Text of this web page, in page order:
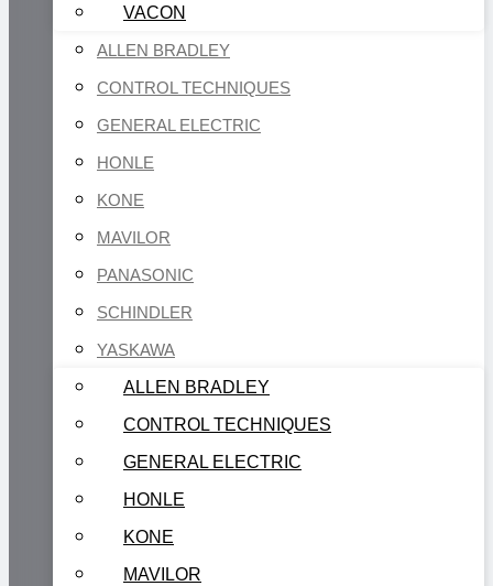
VACON
ALLEN BRADLEY
CONTROL TECHNIQUES
GENERAL ELECTRIC
HONLE
KONE
MAVILOR
PANASONIC
SCHINDLER
YASKAWA
ALLEN BRADLEY
CONTROL TECHNIQUES
GENERAL ELECTRIC
HONLE
KONE
MAVILOR